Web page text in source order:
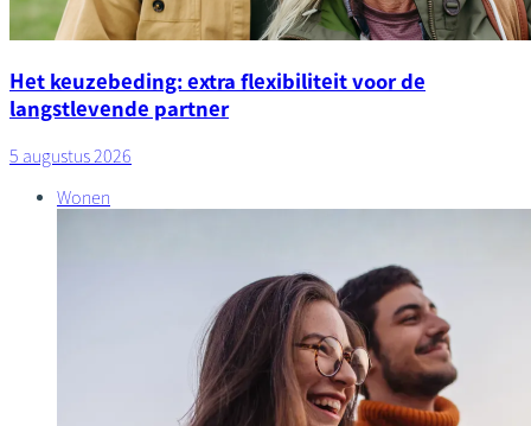
Het keuzebeding: extra flexibiliteit voor de
langstlevende partner
5 augustus 2026
Wonen